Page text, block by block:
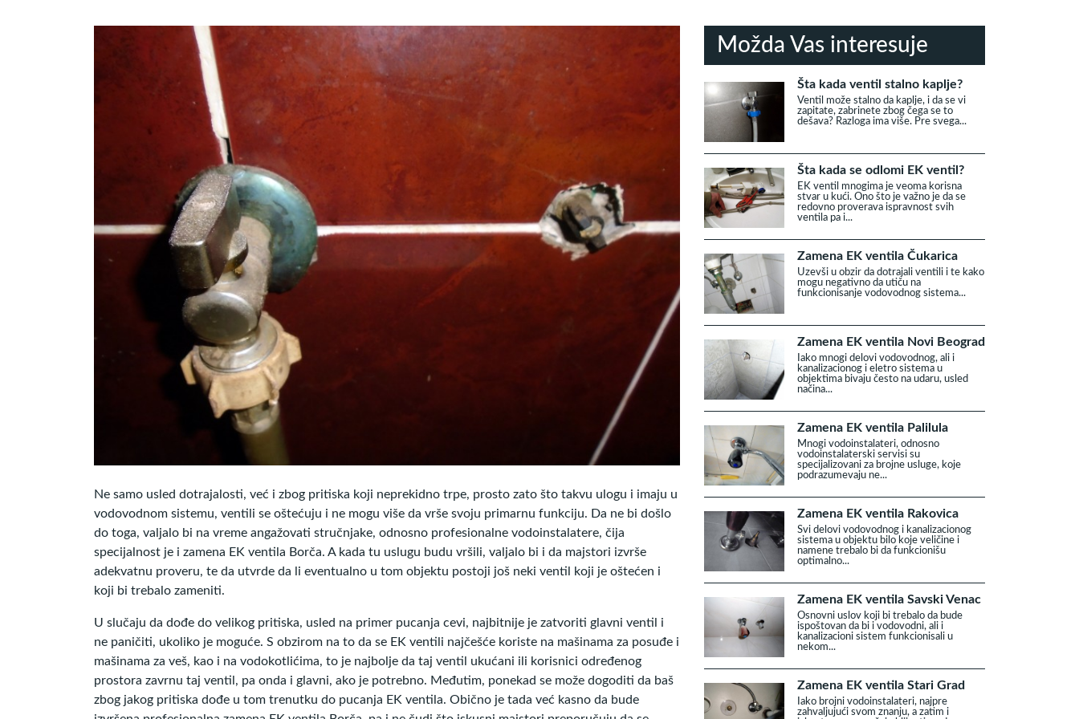
Ne samo usled dotrajalosti, već i zbog pritiska koji neprekidno trpe, prosto zato što takvu ulogu i imaju u
vodovodnom sistemu, ventili se oštećuju i ne mogu više da vrše svoju primarnu funkciju. Da ne bi došlo
do toga, valjalo bi na vreme angažovati stručnjake, odnosno profesionalne vodoinstalatere, čija
specijalnost je i zamena EK ventila Borča. A kada tu uslugu budu vršili, valjalo bi i da majstori izvrše
adekvatnu proveru, te da utvrde da li eventualno u tom objektu postoji još neki ventil koji je oštećen i
koji bi trebalo zameniti.
U slučaju da dođe do velikog pritiska, usled na primer pucanja cevi, najbitnije je zatvoriti glavni ventil i
ne paničiti, ukoliko je moguće. S obzirom na to da se EK ventili najčešće koriste na mašinama za posuđe i
mašinama za veš, kao i na vodokotlićima, to je najbolje da taj ventil ukućani ili korisnici određenog
prostora zavrnu taj ventil, pa onda i glavni, ako je potrebno. Međutim, ponekad se može dogoditi da baš
zbog jakog pritiska dođe u tom trenutku do pucanja EK ventila. Obično je tada već kasno da bude
Možda Vas interesuje
Šta kada ventil stalno kaplje?
Ventil može stalno da kaplje, i da se vi
zapitate, zabrinete zbog čega se to
dešava? Razloga ima više. Pre svega...
Šta kada se odlomi EK ventil?
EK ventil mnogima je veoma korisna
stvar u kući. Ono što je važno je da se
redovno proverava ispravnost svih
ventila pa i...
Zamena EK ventila Čukarica
Uzevši u obzir da dotrajali ventili i te kako
mogu negativno da utiču na
funkcionisanje vodovodnog sistema...
Zamena EK ventila Novi Beograd
Iako mnogi delovi vodovodnog, ali i
kanalizacionog i eletro sistema u
objektima bivaju često na udaru, usled
načina...
Zamena EK ventila Palilula
Mnogi vodoinstalateri, odnosno
vodoinstalaterski servisi su
specijalizovani za brojne usluge, koje
podrazumevaju ne...
Zamena EK ventila Rakovica
Svi delovi vodovodnog i kanalizacionog
sistema u objektu bilo koje veličine i
namene trebalo bi da funkcionišu
optimalno...
Zamena EK ventila Savski Venac
Osnovni uslov koji bi trebalo da bude
ispoštovan da bi i vodovodni, ali i
kanalizacioni sistem funkcionisali u
nekom...
Zamena EK ventila Stari Grad
Iako brojni vodoinstalateri, najpre
zahvaljujući svom znanju, a zatim i